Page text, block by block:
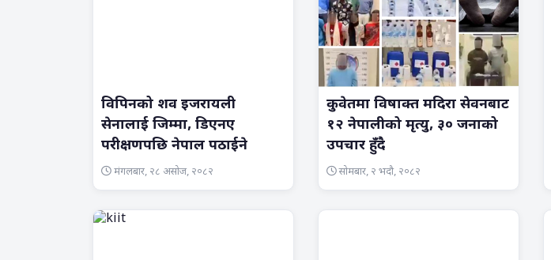
विपिनको शव इजरायली
सेनालाई जिम्मा, डिएनए
परीक्षणपछि नेपाल पठाईने
मंगलबार, २८ असोज, २०८२
कुवेतमा विषाक्त मदिरा सेवनबाट
१२ नेपालीको मृत्यु, ३० जनाको
उपचार हुँदै
सोमबार, २ भदौ, २०८२